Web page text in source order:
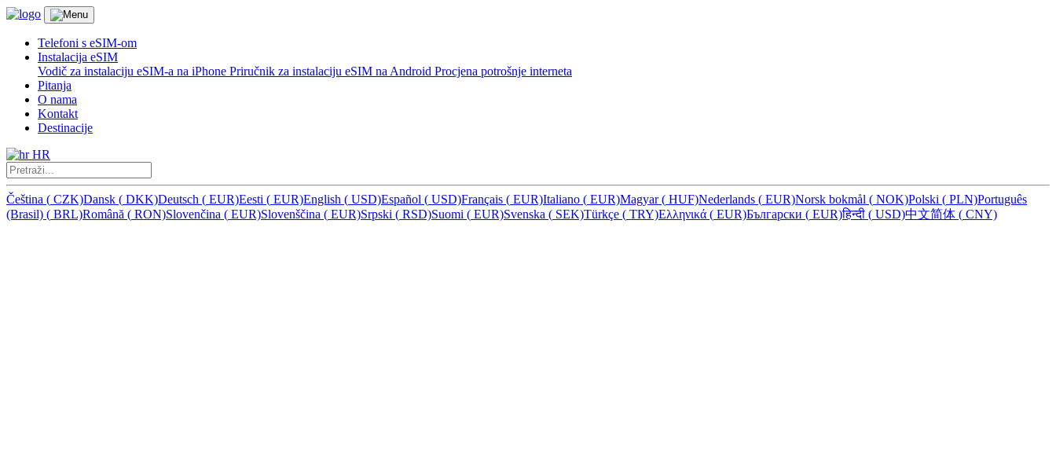
Telefoni s eSIM-om
Instalacija eSIM
Vodič za instalaciju eSIM-a na iPhone Priručnik za instalaciju eSIM na Android Procjena potrošnje interneta
Pitanja
O nama
Kontakt
Destinacije
HR
Čeština ( CZK)Dansk ( DKK)Deutsch ( EUR)Eesti ( EUR)English ( USD)Español ( USD)Français ( EUR)Italiano ( EUR)Magyar( HUF)Nederlands ( EUR)Norsk bokmål ( NOK)Polski ( PLN)Português
(Brasil) ( BRL)Română ( RON)Slovenčina ( EUR)Slovenščina ( EUR)Srpski ( RSD)Suomi ( EUR)Svenska ( SEK)Türkçe ( TRY)Ελληνικά ( EUR)Български ( EUR)हिन्दी ( USD)中文简体 ( CNY)